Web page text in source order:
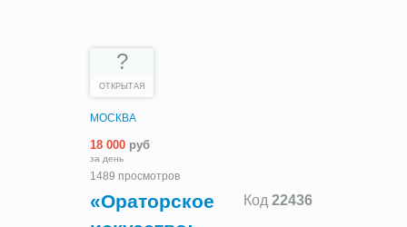
?
ОТКРЫТАЯ
МОСКВА
18 000 руб
за день
1489 просмотров
Код 22436
«Ораторское